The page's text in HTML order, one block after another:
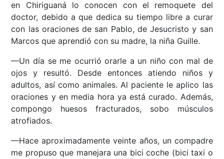
en Chiriguaná lo conocen con el remoquete del
doctor, debido a que dedica su tiempo libre a curar
con las oraciones de san Pablo, de Jesucristo y san
Marcos que aprendió con su madre, la niña Guille.
—Un día se me ocurrió orarle a un niño con mal de
ojos y resultó. Desde entonces atiendo niños y
adultos, así como animales. Al paciente le aplico las
oraciones y en media hora ya está curado. Además,
compongo huesos fracturados, sobo músculos
atrofiados.
—Hace aproximadamente veinte años, un compadre
me propuso que manejara una bici coche (bici taxi o